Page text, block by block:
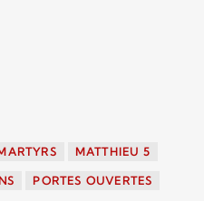
MATTHIEU 5
PORTES OUVERTES